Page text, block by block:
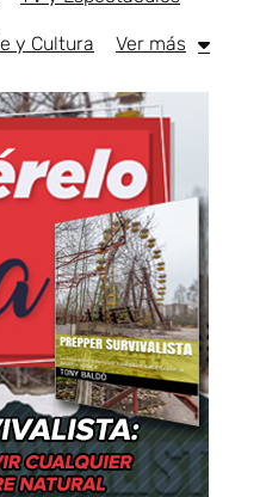
y Cultura Ver más